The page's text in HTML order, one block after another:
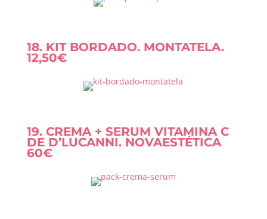
18. KIT BORDADO. MONTATELA.
12,50€
19. CREMA + SERUM VITAMINA C
DE D’LUCANNI. NOVAESTÉTICA
60€